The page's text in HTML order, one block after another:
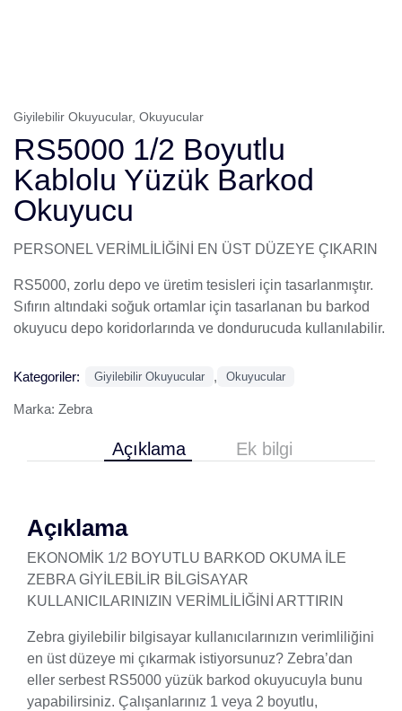
Giyilebilir Okuyucular, Okuyucular
RS5000 1/2 Boyutlu
Kablolu Yüzük Barkod
Okuyucu
PERSONEL VERİMLİLİĞİNİ EN ÜST DÜZEYE ÇIKARIN
RS5000, zorlu depo ve üretim tesisleri için tasarlanmıştır.
Sıfırın altındaki soğuk ortamlar için tasarlanan bu barkod
okuyucu depo koridorlarında ve dondurucuda kullanılabilir.
Kategoriler: Giyilebilir Okuyucular , Okuyucular
Marka: Zebra
Açıklama Ek bilgi
Açıklama
EKONOMİK 1/2 BOYUTLU BARKOD OKUMA İLE
ZEBRA GİYİLEBİLİR BİLGİSAYAR
KULLANICILARINIZIN VERİMLİLİĞİNİ ARTTIRIN
Zebra giyilebilir bilgisayar kullanıcılarınızın verimliliğini
en üst düzeye mi çıkarmak istiyorsunuz? Zebra’dan
eller serbest RS5000 yüzük barkod okuyucuyla bunu
yapabilirsiniz. Çalışanlarınız 1 veya 2 boyutlu,